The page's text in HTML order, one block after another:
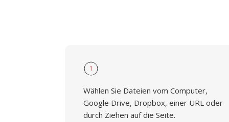
1
Wählen Sie Dateien vom Computer,
Google Drive, Dropbox, einer URL oder
durch Ziehen auf die Seite.